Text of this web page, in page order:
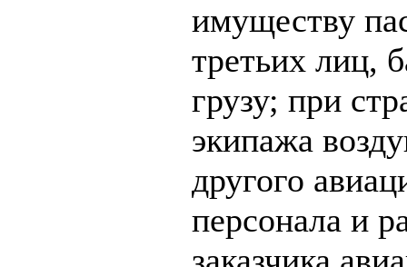
имуществу
третьих лиц,
грузу; при
экипажа
другого
персонала и